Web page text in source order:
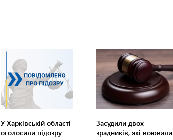
У Харківській області
оголосили підозру
Засудили двох
зрадників, які воювали